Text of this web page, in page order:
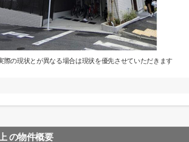
際の現状とが異なる場合は現状を優先させていただきます
の物件概要